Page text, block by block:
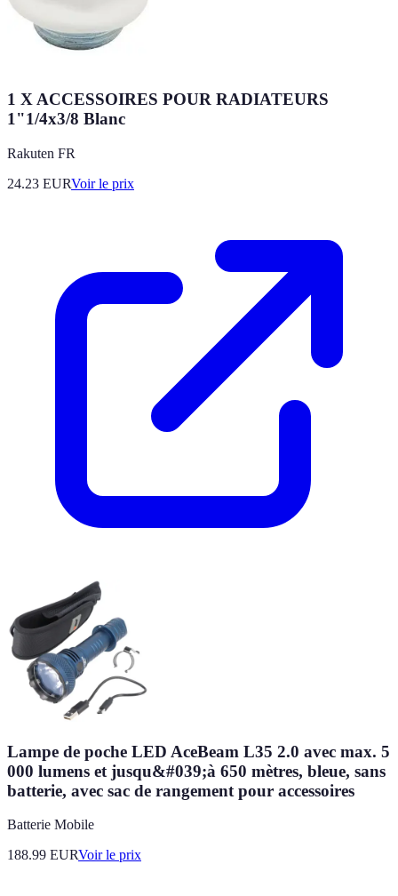
1 X ACCESSOIRES POUR RADIATEURS
1"1/4x3/8 Blanc
Rakuten FR
24.23 EURVoir le prix
Lampe de poche LED AceBeam L35 2.0 avec max. 5
000 lumens et jusqu&#039;à 650 mètres, bleue, sans
batterie, avec sac de rangement pour accessoires
Batterie Mobile
188.99 EURVoir le prix